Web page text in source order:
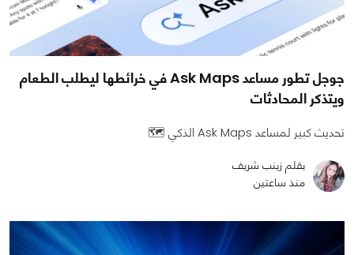
جوجل تطور مساعد Ask Maps في خرائطها ليطلب الطعام
ويتذكر المحادثات
تحديث كبير لمساعد Ask Maps الذكي 🗺️
بقلم زينب شريف
منذ ساعتين